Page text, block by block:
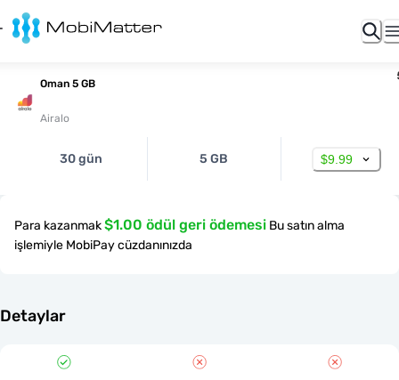
Oman 5 GB
Airalo
30 gün 5 GB $9.99
Para kazanmak$1.00 ödül geri ödemesi Bu satın alma
işlemiyle MobiPay cüzdanınızda
Detaylar